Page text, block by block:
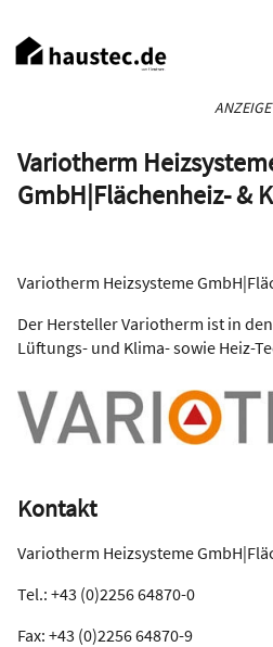
zum
Inhalt
ANZEIGE
Variotherm
GmbH|Flächenheiz- &
Variotherm Heizsysteme
Der Hersteller Variotherm ist in
Lüftungs- und Klima- sowie Heiz-
Kontakt
Variotherm Heizsysteme
Tel.: +43 (0)2256 64870-0
Fax: +43 (0)2256 64870-9